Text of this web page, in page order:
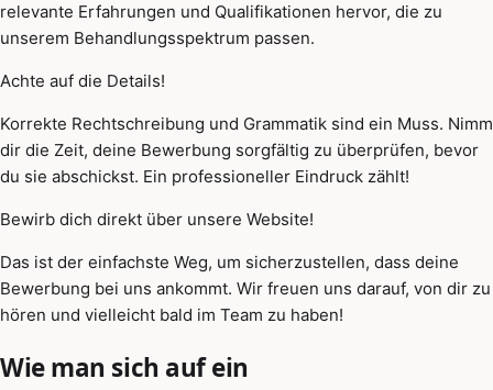
relevante Erfahrungen und Qualifikationen hervor, die zu
unserem Behandlungsspektrum passen.
Achte auf die Details!
Korrekte Rechtschreibung und Grammatik sind ein Muss. Nimm
dir die Zeit, deine Bewerbung sorgfältig zu überprüfen, bevor
du sie abschickst. Ein professioneller Eindruck zählt!
Bewirb dich direkt über unsere Website!
Das ist der einfachste Weg, um sicherzustellen, dass deine
Bewerbung bei uns ankommt. Wir freuen uns darauf, von dir zu
hören und vielleicht bald im Team zu haben!
Wie man sich auf ein